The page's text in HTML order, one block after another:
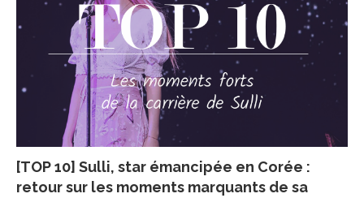
[TOP 10] Sulli, star émancipée en Corée :
retour sur les moments marquants de sa